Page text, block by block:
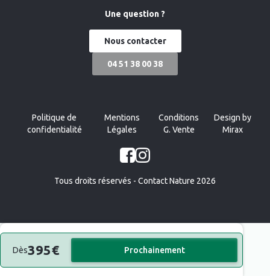
Une question ?
Nous contacter
04 51 38 00 38
Tous droits réservés - Contact Nature 2026
Politique de
confidentialité
Mentions
Légales
Conditions
G. Vente
Design by
Mirax
Dès395€ Prochainement